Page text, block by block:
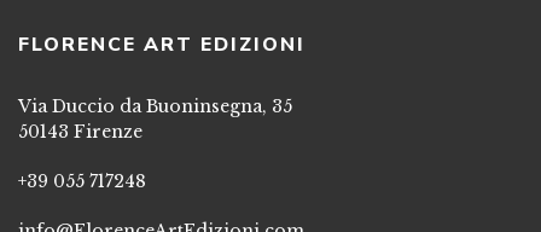
FLORENCE ART EDIZIONI
Via Duccio da Buoninsegna, 35
50143 Firenze
+39 055 717248